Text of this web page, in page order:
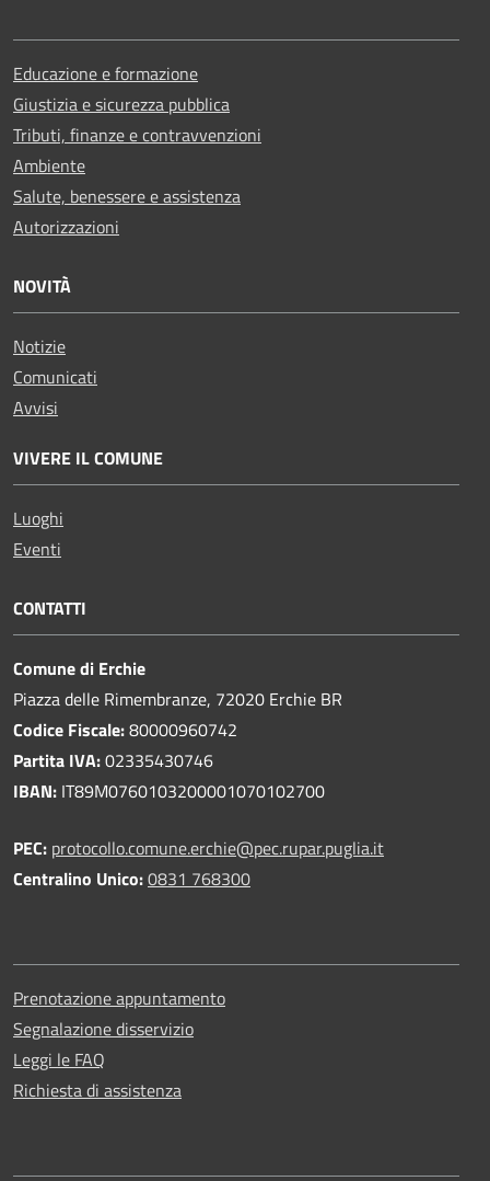
Educazione e formazione
Giustizia e sicurezza pubblica
Tributi, finanze e contravvenzioni
Ambiente
Salute, benessere e assistenza
Autorizzazioni
NOVITÀ
Notizie
Comunicati
Avvisi
VIVERE IL COMUNE
Luoghi
Eventi
CONTATTI
Comune di Erchie
Piazza delle Rimembranze, 72020 Erchie BR
Codice Fiscale:80000960742
Partita IVA:02335430746
IBAN: IT89M0760103200001070102700
PEC: protocollo.comune.erchie@pec.rupar.puglia.it
Centralino Unico:0831 768300
Prenotazione appuntamento
Segnalazione disservizio
Leggi le FAQ
Richiesta di assistenza